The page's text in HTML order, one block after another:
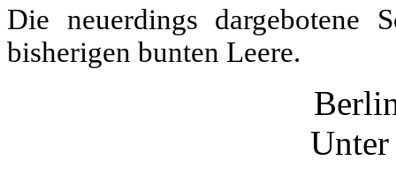
Die neuerdings dargebotene
bisherigen bunten Leere.